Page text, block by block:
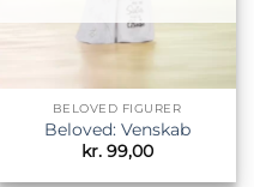
BELOVED FIGURER
Beloved: Venskab
kr.99,00